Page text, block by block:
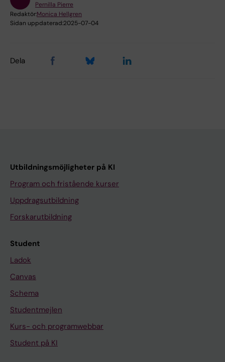
Pernilla Pierre
Redaktör:Monica Hellgren
Sidan uppdaterad:2025-07-04
Dela
Utbildningsmöjligheter på KI
Program och fristående kurser
Uppdragsutbildning
Forskarutbildning
Student
Ladok
Canvas
Schema
Studentmejlen
Kurs- och programwebbar
Student på KI